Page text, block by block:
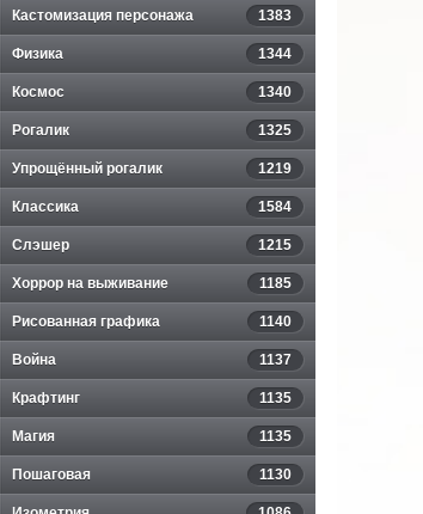
Кастомизация персонажа 1383
Физика 1344
Космос 1340
Рогалик 1325
Упрощённый рогалик 1219
Классика 1584
Слэшер 1215
Хоррор на выживание 1185
Рисованная графика 1140
Война 1137
Крафтинг 1135
Магия 1135
Пошаговая 1130